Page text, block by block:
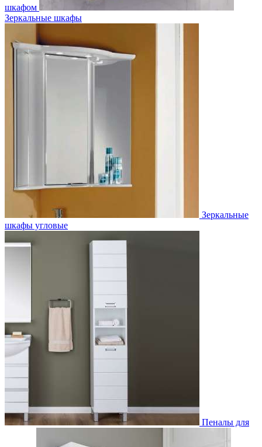
шкафом
Зеркальные шкафы
Зеркальные
шкафы угловые
Пеналы для